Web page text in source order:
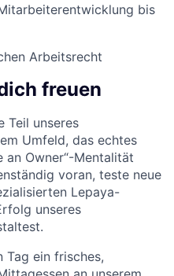
bis
Arbeitsrecht
freuen
Teil unseres
Umfeld, das echtes
an Owner“-Mentalität
voran, teste neue
Lepaya-
unseres
Tag ein frisches,